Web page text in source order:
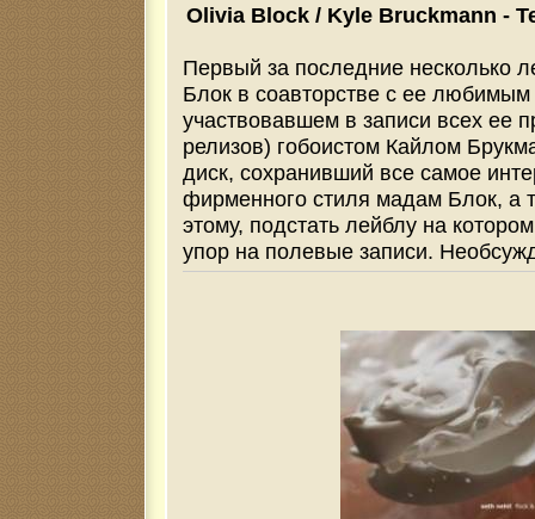
Olivia Block / Kyle Bruckmann -
Первый за последние несколько
Блок в соавторстве с ее
участвовавшем в записи всех ее
релизов) гобоистом Кайлом
диск, сохранивший все самое
фирменного стиля мадам Блок, а
этому, подстать лейблу на
упор на полевые записи.